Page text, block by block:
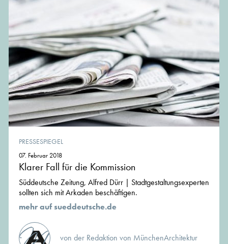
PRESSESPIEGEL
07. Februar 2018
Klarer Fall für die Kommission
Süddeutsche Zeitung, Alfred Dürr | Stadtgestaltungsexperten
sollten sich mit Arkaden beschäftigen.
mehr auf sueddeutsche.de
von der Redaktion von MünchenArchitektur